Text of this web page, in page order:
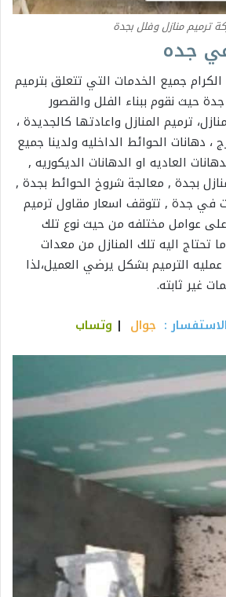
ترميم منازل وفلل بجدة
جده
جميع الخدمات التي تتعلق بترميم
حيث نقوم ببناء الفلل والقصور
ترميم المنازل واعادتها كالجديدة ،
، دهانات الحوائط الداخليه ولدينا جميع
العاديه او الدهانات الديكوريه ,
بجدة , معالجة شروخ الحوائط بجدة ,
في جدة , تتوقف اسعار مقاول ترميم
عوامل مختلفه من حيث نوع تلك
تحتاج اليه تلك المنازل من معدات
الترميم بشكل يرضي العميل،لذا
غير ثابته.
: جوال | وتساب